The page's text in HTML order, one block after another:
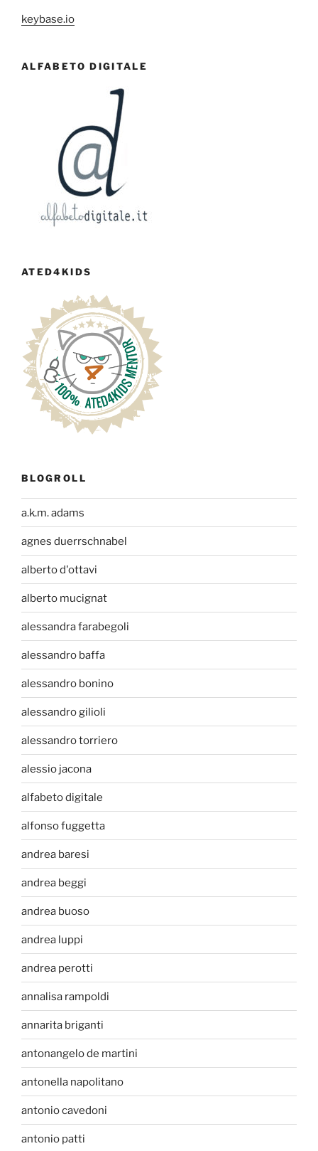
keybase.io
ALFABETO DIGITALE
ATED4KIDS
BLOGROLL
a.k.m. adams
agnes duerrschnabel
alberto d'ottavi
alberto mucignat
alessandra farabegoli
alessandro baffa
alessandro bonino
alessandro gilioli
alessandro torriero
alessio jacona
alfabeto digitale
alfonso fuggetta
andrea baresi
andrea beggi
andrea buoso
andrea luppi
andrea perotti
annalisa rampoldi
annarita briganti
antonangelo de martini
antonella napolitano
antonio cavedoni
antonio patti